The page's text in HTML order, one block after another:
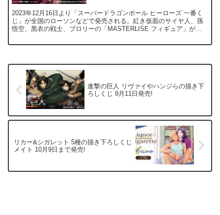
2023年12月16日より「スーパードラゴンボール ヒーローズ 一番く
じ」が全国のローソンなどで発売される。紅き仮面のサイヤ人、孫
悟空、黒衣の戦士、ブロリーの「MASTERLISE フィギュア」が登
進撃の巨人 リヴァイやハンジらの描き下
ろしくじ 9月11日発売!
リカー&シガレット 5種の描き下ろしくじ
メイト 10月9日まで発売!